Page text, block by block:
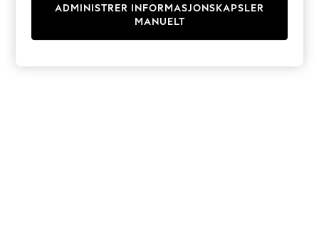
T-Shirts
ADMINISTRER INFORMASJONSKAPSLER
MANUELT